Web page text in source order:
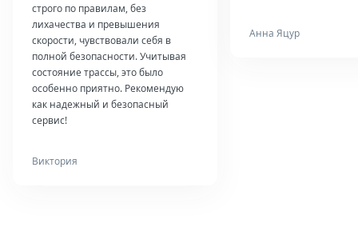
строго по правилам, без
лихачества и превышения
скорости, чувствовали себя в
полной безопасности. Учитывая
состояние трассы, это было
особенно приятно. Рекомендую
как надежный и безопасный
сервис!
Виктория
Анна Яцур